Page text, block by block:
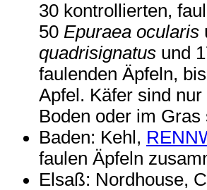
30 kontrollierten,
50 Epuraea ocularis
quadrisignatus und
faulenden Äpfeln,
Apfel. Käfer sind
Boden oder im Gras
Baden: Kehl,
faulen Äpfeln
Elsaß: Nordhouse,